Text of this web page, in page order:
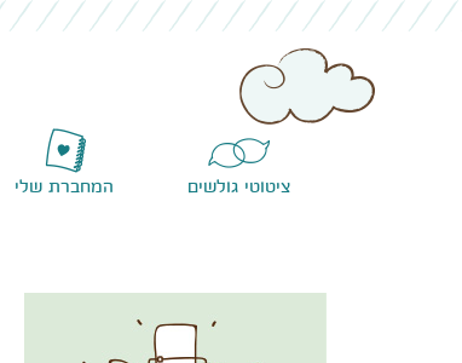
ציטוטי גולשים המחברת שלי